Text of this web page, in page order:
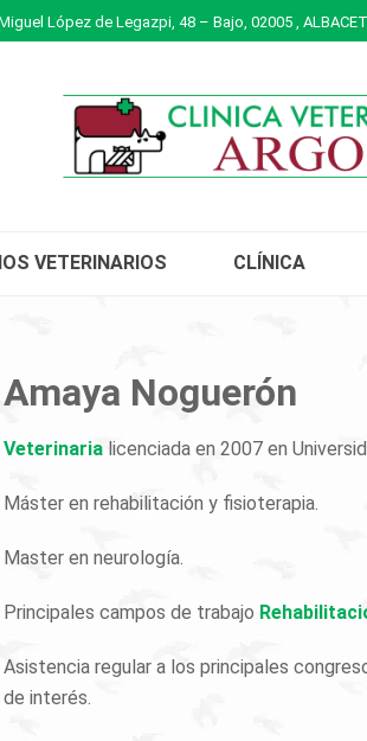
López de Legazpi, 48 – Bajo, 02005 ,
VETERINARIOS CLÍNICA
Amaya Noguerón
Veterinaria licenciada en 2007 en
Máster en rehabilitación y fisioterapia.
Master en neurología.
Principales campos de trabajo
Asistencia regular a los principales
de interés.